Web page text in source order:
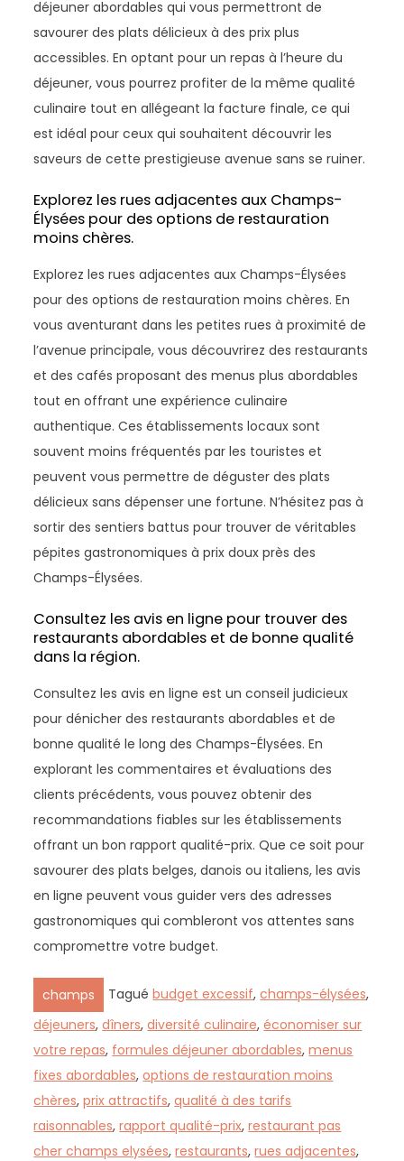
déjeuner abordables qui vous permettront de
savourer des plats délicieux à des prix plus
accessibles. En optant pour un repas à l’heure du
déjeuner, vous pourrez profiter de la même qualité
culinaire tout en allégeant la facture finale, ce qui
est idéal pour ceux qui souhaitent découvrir les
saveurs de cette prestigieuse avenue sans se ruiner.
Explorez les rues adjacentes aux Champs-
Élysées pour des options de restauration
moins chères.
Explorez les rues adjacentes aux Champs-Élysées
pour des options de restauration moins chères. En
vous aventurant dans les petites rues à proximité de
l’avenue principale, vous découvrirez des restaurants
et des cafés proposant des menus plus abordables
tout en offrant une expérience culinaire
authentique. Ces établissements locaux sont
souvent moins fréquentés par les touristes et
peuvent vous permettre de déguster des plats
délicieux sans dépenser une fortune. N’hésitez pas à
sortir des sentiers battus pour trouver de véritables
pépites gastronomiques à prix doux près des
Champs-Élysées.
Consultez les avis en ligne pour trouver des
restaurants abordables et de bonne qualité
dans la région.
Consultez les avis en ligne est un conseil judicieux
pour dénicher des restaurants abordables et de
bonne qualité le long des Champs-Élysées. En
explorant les commentaires et évaluations des
clients précédents, vous pouvez obtenir des
recommandations fiables sur les établissements
offrant un bon rapport qualité-prix. Que ce soit pour
savourer des plats belges, danois ou italiens, les avis
en ligne peuvent vous guider vers des adresses
gastronomiques qui combleront vos attentes sans
compromettre votre budget.
champs Taguébudget excessif,champs-élysées,
déjeuners,dîners,diversité culinaire,économiser sur
votre repas, formules déjeuner abordables,menus
fixes abordables,options de restauration moins
chères,prix attractifs,qualité à des tarifs
raisonnables,rapport qualité-prix,restaurant pas
cher champs elysées,restaurants,rues adjacentes,